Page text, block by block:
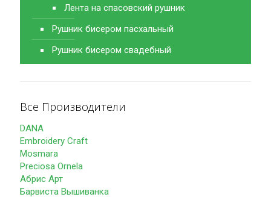
Лента на спасовский рушник
Рушник бисером пасхальный
Рушник бисером свадебный
Все Производители
DANA
Embroidery Craft
Mosmara
Preciosa Ornela
Абрис Арт
Барвиста Вышиванка